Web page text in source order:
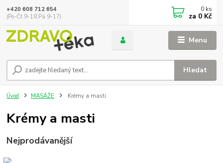
Menu
Hledat
+420 608 712 654
(Po-Čt 9-18,Pá 9-17)
0 ks
za 0 Kč
Úvod MASÁŽE Krémy a masti
Krémy a masti
Nejprodávanější